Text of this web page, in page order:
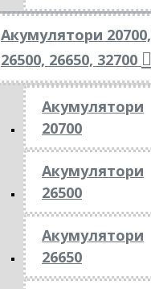
Акумулятори 20700,
26500, 26650, 32700
Акумулятори
20700
Акумулятори
26500
Акумулятори
26650